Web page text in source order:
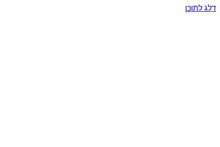
דלג לתוכן